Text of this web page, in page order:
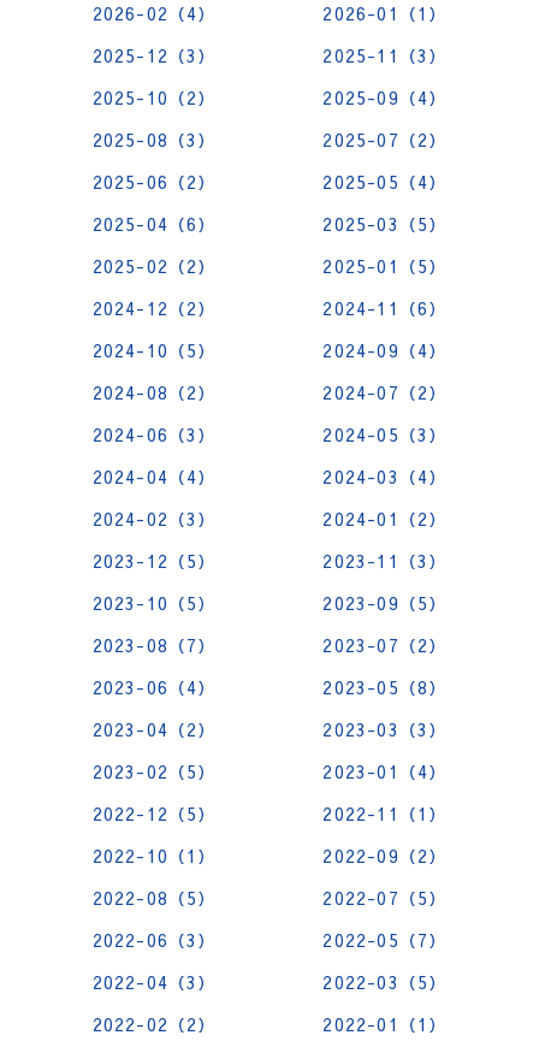
2026-02（4）
2026-01（1）
2025-12（3）
2025-11（3）
2025-10（2）
2025-09（4）
2025-08（3）
2025-07（2）
2025-06（2）
2025-05（4）
2025-04（6）
2025-03（5）
2025-02（2）
2025-01（5）
2024-12（2）
2024-11（6）
2024-10（5）
2024-09（4）
2024-08（2）
2024-07（2）
2024-06（3）
2024-05（3）
2024-04（4）
2024-03（4）
2024-02（3）
2024-01（2）
2023-12（5）
2023-11（3）
2023-10（5）
2023-09（5）
2023-08（7）
2023-07（2）
2023-06（4）
2023-05（8）
2023-04（2）
2023-03（3）
2023-02（5）
2023-01（4）
2022-12（5）
2022-11（1）
2022-10（1）
2022-09（2）
2022-08（5）
2022-07（5）
2022-06（3）
2022-05（7）
2022-04（3）
2022-03（5）
2022-02（2）
2022-01（1）